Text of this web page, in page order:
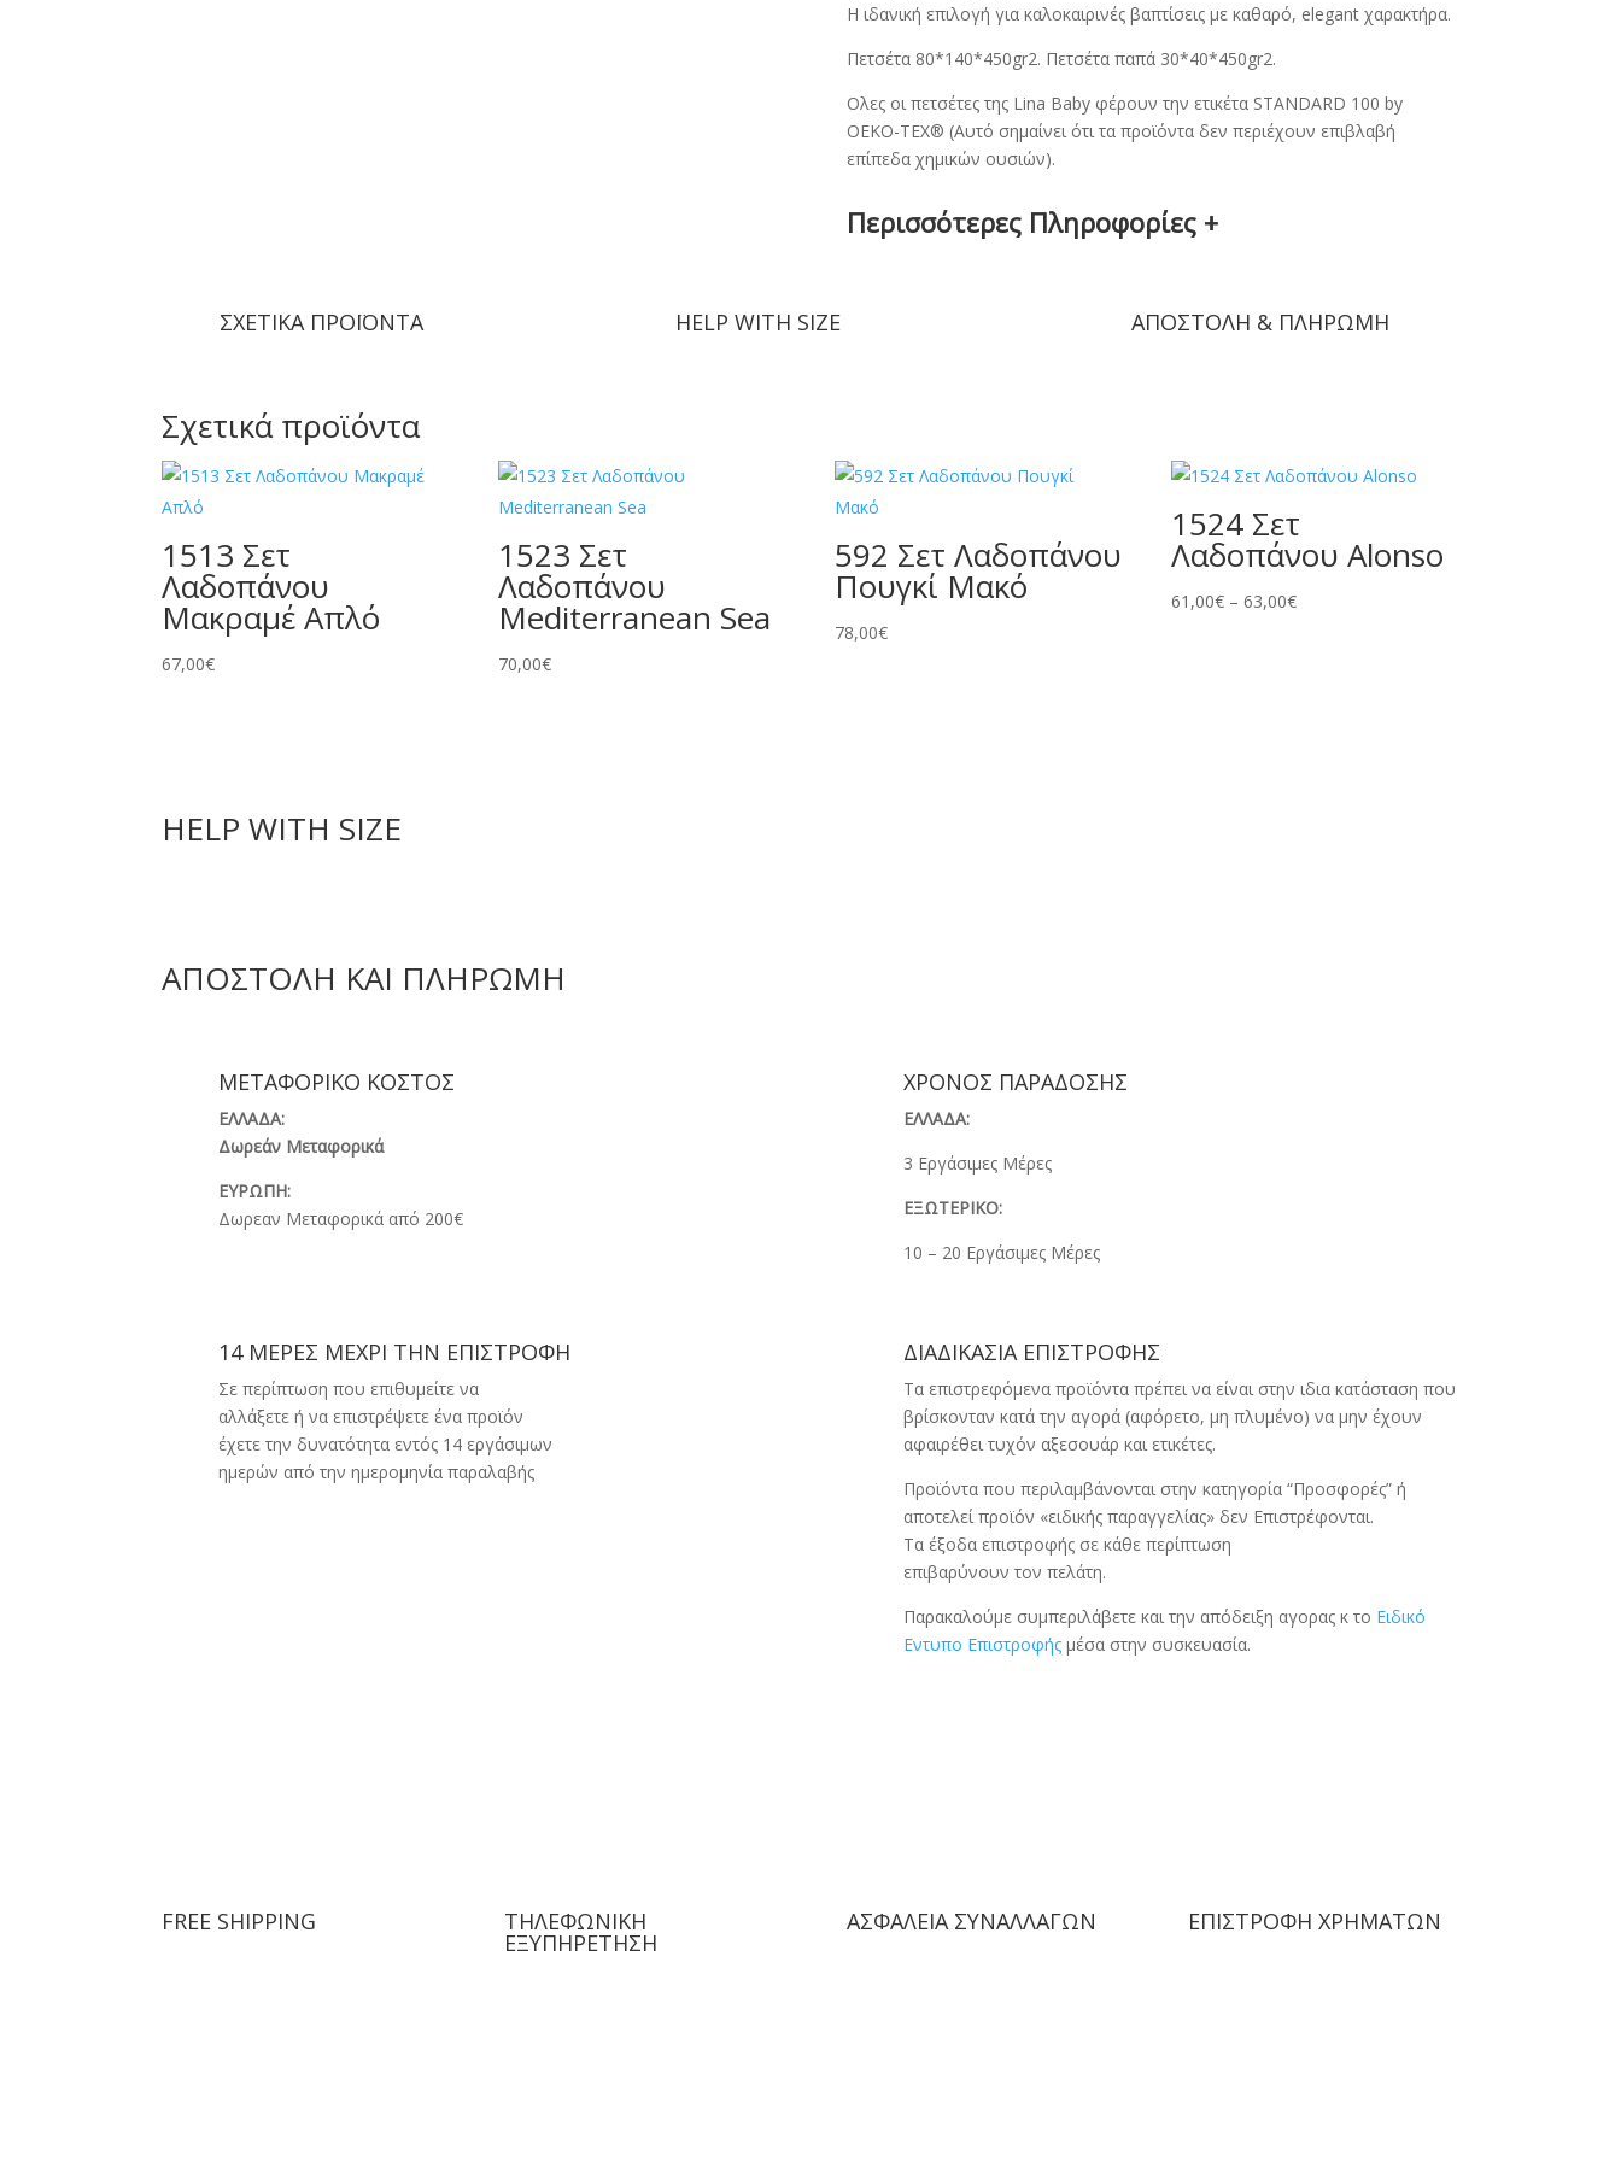
Η ιδανική επιλογή για καλοκαιρινές βαπτίσεις με καθαρό, elegant χαρακτήρα.
Πετσέτα 80*140*450gr2. Πετσέτα παπά 30*40*450gr2.
Ολες οι πετσέτες της Lina Baby φέρουν την ετικέτα STANDARD 100 by
OEKO-TEX® (Αυτό σημαίνει ότι τα προϊόντα δεν περιέχουν επιβλαβή
επίπεδα χημικών ουσιών).
Περισσότερες Πληροφορίες +
ΣΧΕΤΙΚΑ ΠΡΟΪΟΝΤΑ HELP WITH SIZE ΑΠΟΣΤΟΛΗ & ΠΛΗΡΩΜΗ
Σχετικά προϊόντα
1513 Σετ
Λαδοπάνου
Μακραμέ Απλό
67,00€
1523 Σετ
Λαδοπάνου
Mediterranean Sea
70,00€
592 Σετ Λαδοπάνου
Πουγκί Μακό
78,00€
1524 Σετ
Λαδοπάνου Alonso
61,00€ – 63,00€Price
HELP WITH SIZE
ΑΠΟΣΤΟΛΗ ΚΑΙ ΠΛΗΡΩΜΗ
ΜΕΤΑΦΟΡΙΚΟ ΚΟΣΤΟΣ
ΕΛΛΑΔΑ:
Δωρεάν Μεταφορικά
ΕΥΡΩΠΗ:
Δωρεαν Μεταφορικά από 200€
ΧΡΟΝΟΣ ΠΑΡΑΔΟΣΗΣ
ΕΛΛΑΔΑ:
3 Εργάσιμες Μέρες
ΕΞΩΤΕΡΙΚΟ:
10 – 20 Eργάσιμες Μέρες
14 ΜΕΡΕΣ ΜΕΧΡΙ ΤΗΝ ΕΠΙΣΤΡΟΦΗ
Σε περίπτωση που επιθυμείτε να
αλλάξετε ή να επιστρέψετε ένα προϊόν
έχετε την δυνατότητα εντός 14 εργάσιμων
ημερών από την ημερομηνία παραλαβής
ΔΙΑΔΙΚΑΣΙΑ ΕΠΙΣΤΡΟΦΗΣ
Τα επιστρεφόμενα προϊόντα πρέπει να είναι στην ιδια κατάσταση που
βρίσκονταν κατά την αγορά (αφόρετο, μη πλυμένο) να μην έχουν
αφαιρέθει τυχόν αξεσουάρ και ετικέτες.
Προϊόντα που περιλαμβάνονται στην κατηγορία “Προσφορές” ή
αποτελεί προϊόν «ειδικής παραγγελίας» δεν Επιστρέφονται.
Τα έξοδα επιστροφής σε κάθε περίπτωση
επιβαρύνουν τον πελάτη.
Παρακαλούμε συμπεριλάβετε και την απόδειξη αγορας κ το Ειδικό
Εντυπο Επιστροφήςμέσα στην συσκευασία.
FREE SHIPPING ΤΗΛΕΦΩΝΙΚΗ
ΕΞΥΠΗΡΕΤΗΣΗ
ΑΣΦΑΛΕΙΑ ΣΥΝΑΛΛΑΓΩΝ ΕΠΙΣΤΡΟΦΗ ΧΡΗΜΑΤΩΝ